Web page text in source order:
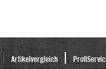
Artikelvergleich